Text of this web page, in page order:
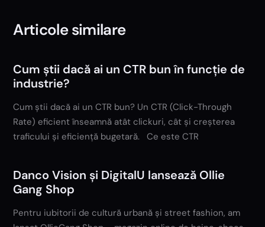
Articole similare
Cum știi dacă ai un CTR bun în funcție de
industrie?
Cum știi dacă ai un CTR bun? Un CTR (Click-Through
Rate) eficient înseamnă atât clickuri, cât și creșterea
traficului și eficiență bugetară. Ce este CTR
Danco Vision și DigitalU lansează Ollie
Gang Shop
Pentru iubitorii de cultură urbană și street fashion, am